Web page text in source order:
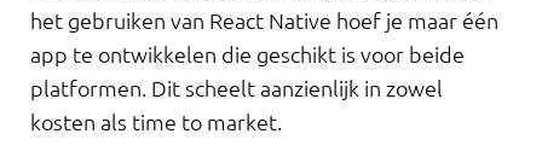
het gebruiken van React Native hoef je maar één
app te ontwikkelen die geschikt is voor beide
platformen. Dit scheelt aanzienlijk in zowel
kosten als time to market.